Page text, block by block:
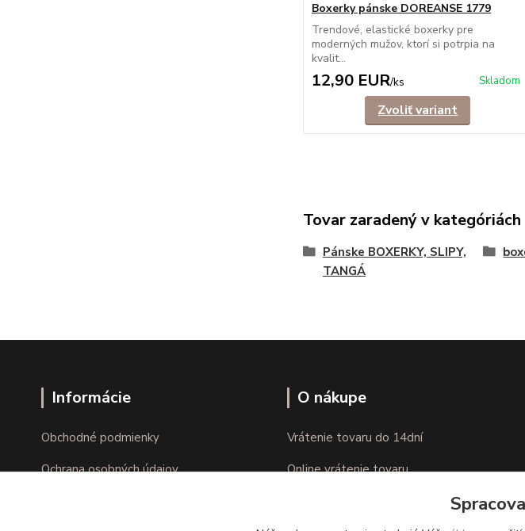
Boxerky pánske DOREANSE 1779
Trendové, elastické boxerky pre
moderných mužov, ktorí si potrpia na
kvalit...
12,90 EUR/ks Skladom
Zvoliť variant
Tovar zaradený v kategóriách
Pánske BOXERKY, SLIPY,
TANGÁ
Informácie
Obchodné podmienky
Ochrana osobných údajov
O nákupe
Vrátenie tovaru do 14dní
Online vrátenie tovaru